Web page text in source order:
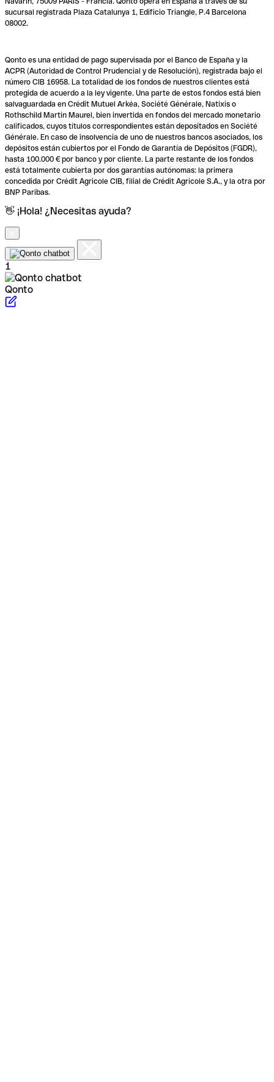
sucursal registrada Plaza Catalunya 1, Edificio Triangle, P.4 Barcelona
08002.
Qonto es una entidad de pago supervisada por el Banco de España y la
ACPR (Autoridad de Control Prudencial y de Resolución), registrada bajo el
número CIB 16958. La totalidad de los fondos de nuestros clientes está
protegida de acuerdo a la ley vigente. Una parte de estos fondos está bien
salvaguardada en Crédit Mutuel Arkéa, Société Générale, Natixis o
Rothschild Martin Maurel, bien invertida en fondos del mercado monetario
calificados, cuyos títulos correspondientes están depositados en Société
Générale. En caso de insolvencia de uno de nuestros bancos asociados, los
depósitos están cubiertos por el Fondo de Garantía de Depósitos (FGDR),
hasta 100.000 € por banco y por cliente. La parte restante de los fondos
está totalmente cubierta por dos garantías autónomas: la primera
concedida por Crédit Agricole CIB, filial de Crédit Agricole S.A., y la otra por
BNP Paribas.
👋 ¡Hola! ¿Necesitas ayuda?
1
Qonto